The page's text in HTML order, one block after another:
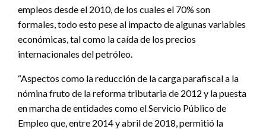
empleos desde el 2010, de los cuales el 70% son
formales, todo esto pese al impacto de algunas variables
económicas, tal como la caída de los precios
internacionales del petróleo.
“Aspectos como la reducción de la carga parafiscal a la
nómina fruto de la reforma tributaria de 2012 y la puesta
en marcha de entidades como el Servicio Público de
Empleo que, entre 2014 y abril de 2018, permitió la